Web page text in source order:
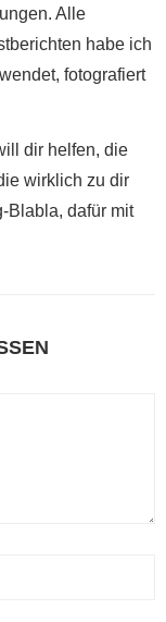
Alle
habe ich
fotografiert
dir helfen, die
wirklich zu dir
Blabla, dafür mit